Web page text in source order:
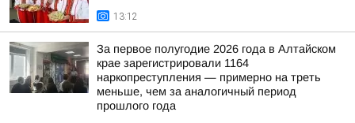
13:12
За первое полугодие 2026 года в Алтайском
крае зарегистрировали 1164
наркопреступления — примерно на треть
меньше, чем за аналогичный период
прошлого года